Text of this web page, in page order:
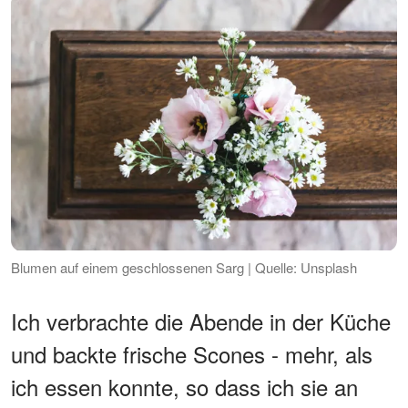
Blumen auf einem geschlossenen Sarg | Quelle: Unsplash
Ich verbrachte die Abende in der Küche
und backte frische Scones - mehr, als
ich essen konnte, so dass ich sie an